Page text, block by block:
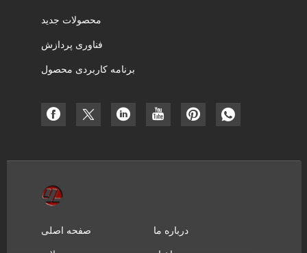
محصولات جدید
فناوری پردازش
برنامه کاربردی محصول
صفحه اصلی
درباره ما